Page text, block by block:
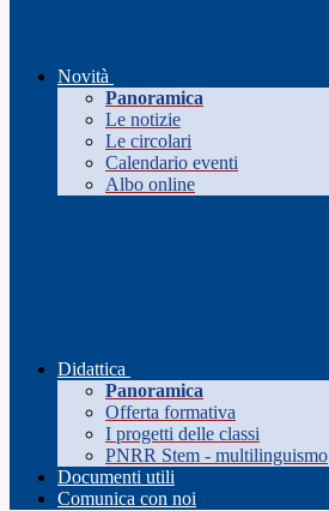
Novità
Panoramica
Le notizie
Le circolari
Calendario eventi
Albo online
Didattica
Panoramica
Offerta formativa
I progetti delle classi
PNRR Stem - multilinguismo
Documenti utili
Comunica con noi